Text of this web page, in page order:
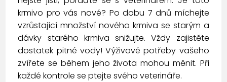
krmivo pro vás nové? Po dobu 7 dnů míchejte
vzrůstající množství nového krmiva se starým a
dávky starého krmiva snižujte. Vždy zajistěte
dostatek pitné vody! Výživové potřeby vašeho
zvířete se během jeho života mohou měnit. Při
každé kontrole se ptejte svého veterináře.